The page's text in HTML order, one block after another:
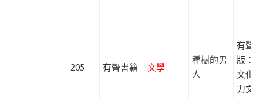
205 有聲書籍 文學
種樹的男
人
有聲出
版：
文化
力文化